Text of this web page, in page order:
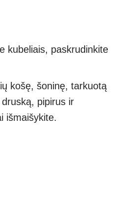
kubeliais, paskrudinkite
košę, šoninę, tarkuotą
pipirus ir
išmaišykite.